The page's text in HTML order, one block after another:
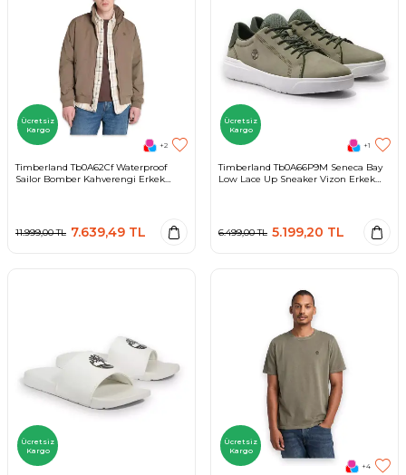
Ücretsiz
Kargo
+2
Timberland Tb0A62Cf Waterproof
Sailor Bomber Kahverengi Erkek
11.999,00TL 7.639,49 TL
Ücretsiz
Kargo
+1
Timberland Tb0A66P9M Seneca Bay
Low Lace Up Sneaker Vizon Erkek
6.499,00TL 5.199,20 TL
Ücretsiz
Kargo
Ücretsiz
Kargo
+4